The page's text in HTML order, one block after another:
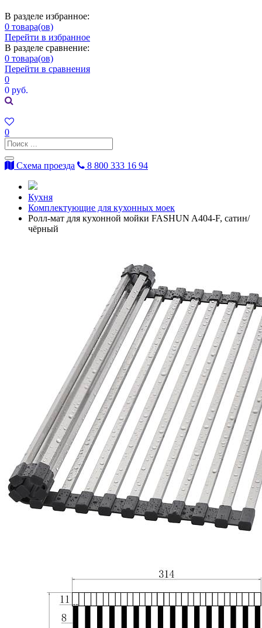
В разделе избранное:
0 товара(ов)
Перейти в избранное
В разделе сравнение:
0 товара(ов)
Перейти в сравнения
0
0 руб.
0
Схема проезда 8 800 333 16 94
Кухня
Комплектующие для кухонных моек
Ролл-мат для кухонной мойки FASHUN A404-F, сатин/
чёрный